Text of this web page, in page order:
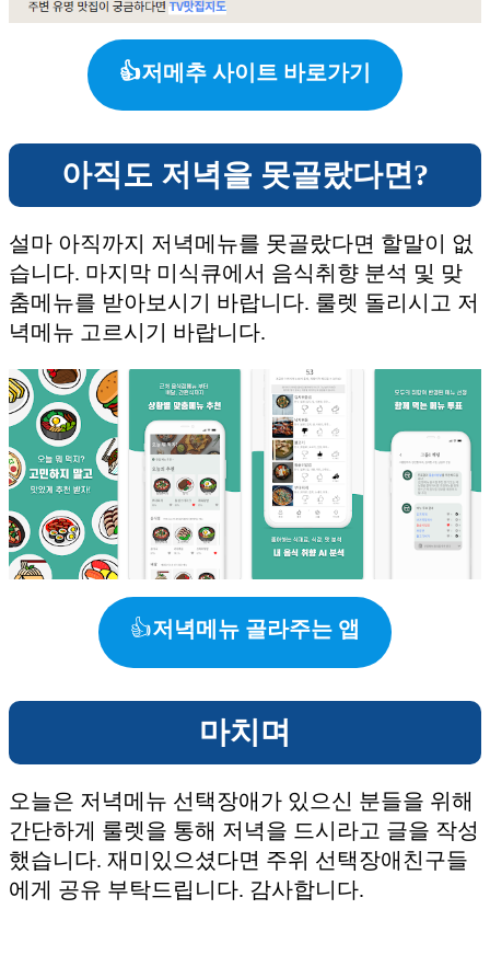
👍저메추 사이트 바로가기
아직도 저녁을 못골랐다면?
설마 아직까지 저녁메뉴를 못골랐다면 할말이 없
습니다. 마지막 미식큐에서 음식취향 분석 및 맞
춤메뉴를 받아보시기 바랍니다. 룰렛 돌리시고 저
녁메뉴 고르시기 바랍니다.
👍저녁메뉴 골라주는 앱
마치며
오늘은 저녁메뉴 선택장애가 있으신 분들을 위해
간단하게 룰렛을 통해 저녁을 드시라고 글을 작성
했습니다. 재미있으셨다면 주위 선택장애친구들
에게 공유 부탁드립니다. 감사합니다.